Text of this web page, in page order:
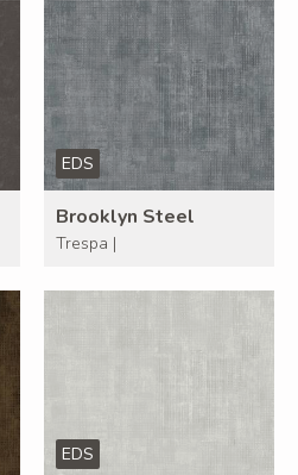
EDS
Brooklyn Steel
Trespa |
EDS